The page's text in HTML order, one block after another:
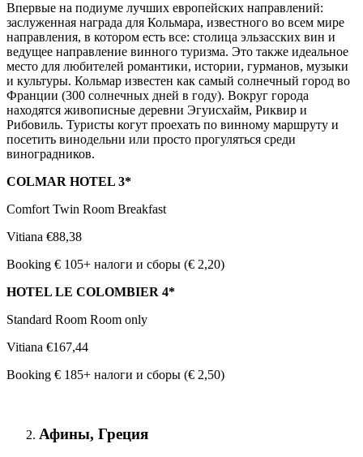
Впервые на подиуме лучших европейских направлений:
заслуженная награда для Кольмара, известного во всем мире
направления, в котором есть все: столица эльзасских вин и
ведущее направление винного туризма. Это также идеальное
место для любителей романтики, истории, гурманов, музыки
и культуры. Кольмар известен как самый солнечный город во
Франции (300 солнечных дней в году). Вокруг города
находятся живописные деревни Эгуисхайм, Риквир и
Рибовиль. Туристы когут проехать по винному маршруту и
посетить винодельни или просто прогуляться среди
виноградников.
COLMAR HOTEL 3*
Comfort Twin Room Breakfast
Vitiana €88,38
Booking € 105+ налоги и сборы (€ 2,20)
HOTEL LE COLOMBIER 4*
Standard Room Room only
Vitiana €167,44
Booking € 185+ налоги и сборы (€ 2,50)
Афины, Греция